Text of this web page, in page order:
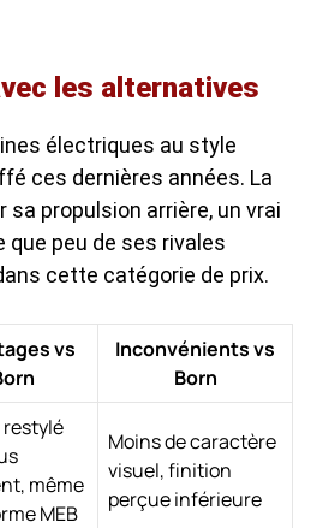
les alternatives
électriques au style
ces dernières années. La
sa propulsion arrière, un vrai
que peu de ses rivales
cette catégorie de prix.
vs
Inconvénients vs
Born
restylé
même
MEB
Moins de caractère
visuel, finition
perçue inférieure